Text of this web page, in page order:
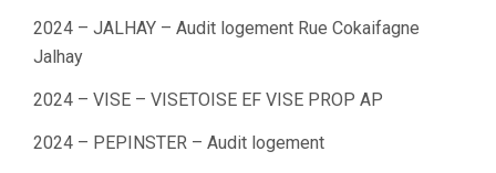
2024 – JALHAY – Audit logement Rue Cokaifagne
Jalhay
2024 – VISE – VISETOISE EF VISE PROP AP
2024 – PEPINSTER – Audit logement